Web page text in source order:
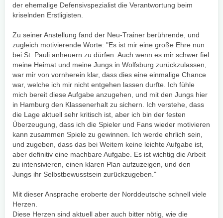
der ehemalige Defensivspezialist die Verantwortung beim
kriselnden Erstligisten.
Zu seiner Anstellung fand der Neu-Trainer berührende, und
zugleich motivierende Worte: "Es ist mir eine große Ehre nun
bei St. Pauli anheuern zu dürfen. Auch wenn es mir schwer fiel
meine Heimat und meine Jungs in Wolfsburg zurückzulassen,
war mir von vornherein klar, dass dies eine einmalige Chance
war, welche ich mir nicht entgehen lassen durfte. Ich fühle
mich bereit diese Aufgabe anzugehen, und mit den Jungs hier
in Hamburg den Klassenerhalt zu sichern. Ich verstehe, dass
die Lage aktuell sehr kritisch ist, aber ich bin der festen
Überzeugung, dass ich die Spieler und Fans wieder motivieren
kann zusammen Spiele zu gewinnen. Ich werde ehrlich sein,
und zugeben, dass das bei Weitem keine leichte Aufgabe ist,
aber definitiv eine machbare Aufgabe. Es ist wichtig die Arbeit
zu intensivieren, einen klaren Plan aufzuzeigen, und den
Jungs ihr Selbstbewusstsein zurückzugeben."
Mit dieser Ansprache eroberte der Norddeutsche schnell viele
Herzen.
Diese Herzen sind aktuell aber auch bitter nötig, wie die